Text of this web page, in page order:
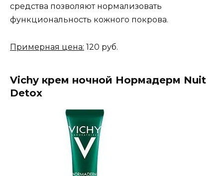
средства позволяют нормализовать
функциональность кожного покрова.
Примерная цена: 120 руб.
Vichy крем ночной Нормадерм Nuit
Detox